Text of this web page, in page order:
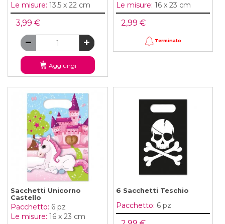
Le misure: 13,5 x 22 cm
3,99 €
Aggiungi
Le misure: 16 x 23 cm
2,99 €
Terminato
Sacchetti Unicorno
Castello
Pacchetto: 6 pz
Le misure: 16 x 23 cm
6 Sacchetti Teschio
Pacchetto: 6 pz